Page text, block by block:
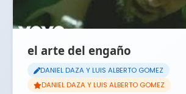
el arte del engaño
DANIEL DAZA Y LUIS ALBERTO GOMEZ
DANIEL DAZA Y LUIS ALBERTO GOMEZ